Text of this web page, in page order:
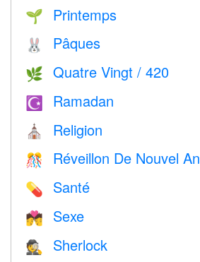
🌱 Printemps
🐰 Pâques
🌿 Quatre Vingt / 420
☪️ Ramadan
⛪️ Religion
🎊 Réveillon De Nouvel An
💊 Santé
💏 Sexe
🕵️ Sherlock